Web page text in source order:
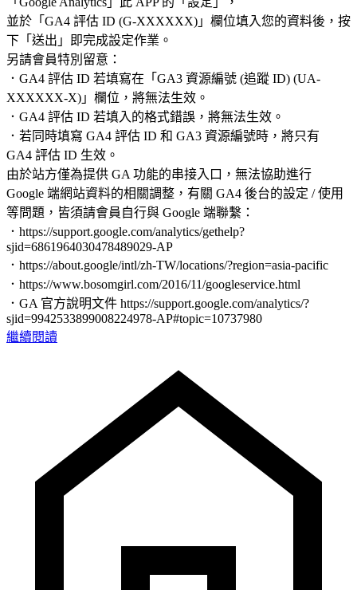
並於「GA4 評估 ID (G-XXXXXX)」欄位填入您的資料後，按
下「送出」即完成設定作業。
另請會員特別留意：
．GA4 評估 ID 若填寫在「GA3 資源編號 (追蹤 ID) (UA-
XXXXXX-X)」欄位，將無法生效。
．GA4 評估 ID 若填入的格式錯誤，將無法生效。
．若同時填寫 GA4 評估 ID 和 GA3 資源編號時，將只有
GA4 評估 ID 生效。
由於站方僅為提供 GA 功能的串接入口，無法協助進行
Google 端網站資料的相關調整，有關 GA4 後台的設定 / 使用
等問題，皆須請會員自行與 Google 端聯繫：
．https://support.google.com/analytics/gethelp?
sjid=6861964030478489029-AP
．https://about.google/intl/zh-TW/locations/?region=asia-pacific
．https://www.bosomgirl.com/2016/11/googleservice.html
．GA 官方說明文件 https://support.google.com/analytics/?
sjid=9942533899008224978-AP#topic=10737980
繼續閱讀